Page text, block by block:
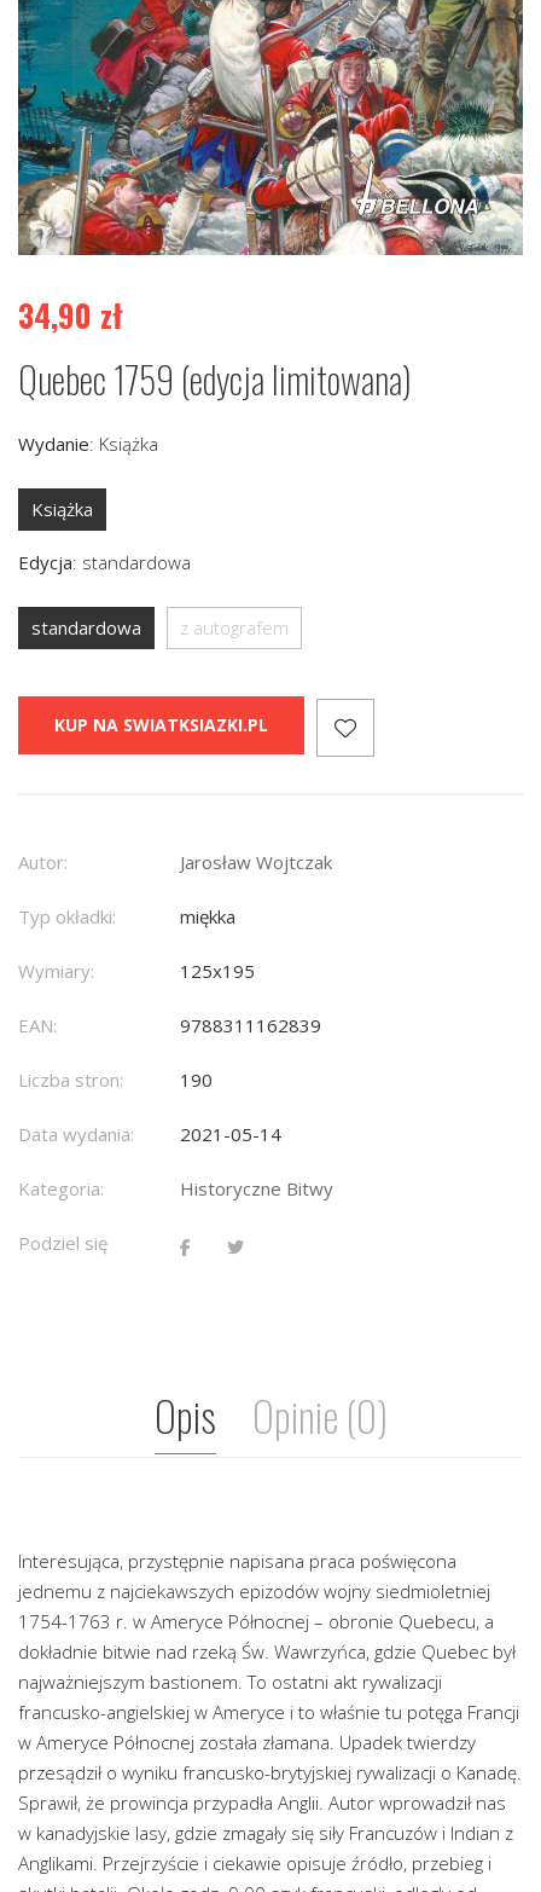
34,90 zł
Quebec 1759 (edycja limitowana)
Wydanie: Książka
Książka
Edycja: standardowa
standardowa z autografem
KUP NA SWIATKSIAZKI.PL
Autor: Jarosław Wojtczak
Typ okładki: miękka
Wymiary: 125x195
EAN: 9788311162839
Liczba stron: 190
Data wydania: 2021-05-14
Kategoria: Historyczne Bitwy
Podziel się
Opis Opinie (0)
Interesująca, przystępnie napisana praca poświęcona
jednemu z najciekawszych epizodów wojny siedmioletniej
1754-1763 r. w Ameryce Północnej – obronie Quebecu, a
dokładnie bitwie nad rzeką Św. Wawrzyńca, gdzie Quebec był
najważniejszym bastionem. To ostatni akt rywalizacji
francusko-angielskiej w Ameryce i to właśnie tu potęga Francji
w Ameryce Północnej została złamana. Upadek twierdzy
przesądził o wyniku francusko-brytyjskiej rywalizacji o Kanadę.
Sprawił, że prowincja przypadła Anglii. Autor wprowadził nas
w kanadyjskie lasy, gdzie zmagały się siły Francuzów i Indian z
Anglikami. Przejrzyście i ciekawie opisuje źródło, przebieg i